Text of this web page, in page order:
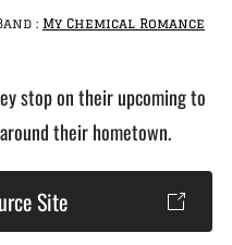
: My Chemical Romance
stop on their upcoming to
their hometown.
Site